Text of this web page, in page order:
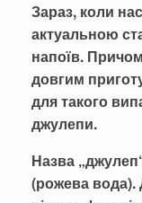
Зараз, коли
актуальною
напоїв.
довгим
для такого
джулепи.
Назва
(рожева вода).